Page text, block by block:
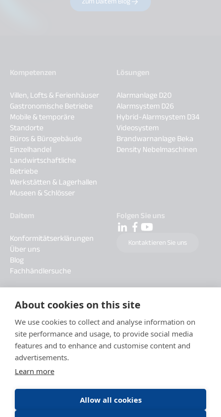
About cookies on this site
We use cookies to collect and analyse information on
site performance and usage, to provide social media
features and to enhance and customise content and
advertisements.
Learn more
Allow all cookies
Kompetenzen
Villen, Lofts & Ferienhäuser
Gastronomische Betriebe
Mobile & temporäre
Standorte
Büros & Bürogebäude
Einzelhandel
Landwirtschaftliche
Betriebe
Werkstätten & Lagerhallen
Museen & Schlösser
Lösungen
Alarmanlage D20
Alarmsystem D26
Hybrid-Alarmsystem D34
Videosystem
Brandwarnanlage Beka
Density Nebelmaschinen
Daitem
Konformitätserklärungen
Über uns
Blog
Fachhändlersuche
Folgen Sie uns
Kontaktieren Sie uns